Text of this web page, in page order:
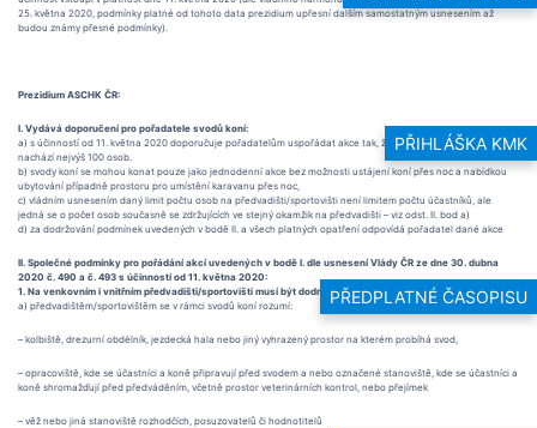
PŘIHLÁŠKA KMK
PŘEDPLATNÉ ČASOPISU
25. května 2020, podmínky platné od tohoto data prezidium upřesní dalším samostatným usnesením až
budou známy přesné podmínky).
Prezidium ASCHK ČR:
I. Vydává doporučení pro pořadatele svodů koní:
a) s účinností od 11. května 2020 doporučuje pořadatelům uspořádat akce tak, že se na jednom místě
nachází nejvýš 100 osob.
b) svody koní se mohou konat pouze jako jednodenní akce bez možnosti ustájení koní přes noc a nabídkou
ubytování případně prostoru pro umístění karavanu přes noc,
c) vládním usnesením daný limit počtu osob na předvadišti/sportovišti není limitem počtu účastníků, ale
jedná se o počet osob současně se zdržujících ve stejný okamžik na předvadišti – viz odst. II. bod a)
d) za dodržování podmínek uvedených v bodě II. a všech platných opatření odpovídá pořadatel dané akce
II. Společné podmínky pro pořádání akcí uvedených v bodě I. dle usnesení Vlády ČR ze dne 30. dubna
2020 č. 490 a č. 493 s účinností od 11. května 2020:
1. Na venkovním i vnitřním předvadišti/sportovišti musí být dodržována následující pravidla:
a) předvadištěm/sportovištěm se v rámci svodů koní rozumí:
– kolbiště, drezurní obdélník, jezdecká hala nebo jiný vyhrazený prostor na kterém probíhá svod,
– opracoviště, kde se účastníci a koně připravují před svodem a nebo označené stanoviště, kde se účastníci a
koně shromažďují před předváděním, včetně prostor veterinárních kontrol, nebo přejímek
– věž nebo jiná stanoviště rozhodčích, posuzovatelů či hodnotitelů